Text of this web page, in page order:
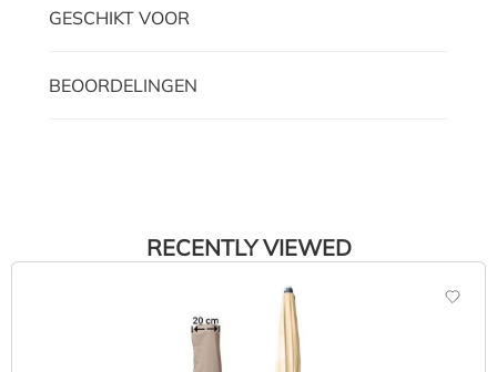
GESCHIKT VOOR
BEOORDELINGEN
RECENTLY VIEWED